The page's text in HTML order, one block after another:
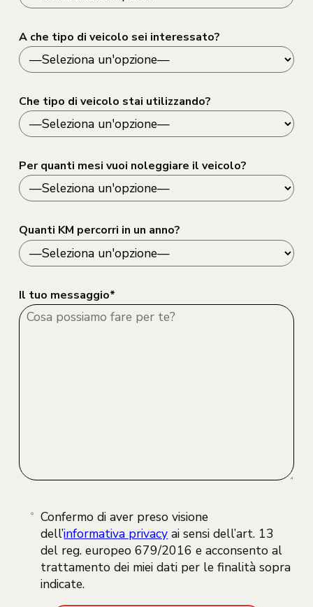
A che tipo di veicolo sei interessato?
Che tipo di veicolo stai utilizzando?
Per quanti mesi vuoi noleggiare il veicolo?
Quanti KM percorri in un anno?
Il tuo messaggio*
Confermo di aver preso visione
dell’informativa privacy ai sensi dell’art. 13
del reg. europeo 679/2016 e acconsento al
trattamento dei miei dati per le finalità sopra
indicate.